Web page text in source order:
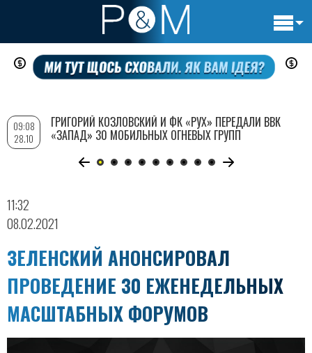
Перейти
содержанию
11:32
08.02.2021
ЗЕЛЕНСКИЙ АНОНСИРОВАЛ
ПРОВЕДЕНИЕ 30 ЕЖЕНЕДЕЛЬНЫХ
МАСШТАБНЫХ ФОРУМОВ
09:08
28.10
ГРИГОРИЙ КОЗЛОВСКИЙ И ФК «РУХ» ПЕРЕДАЛИ ВВК
«ЗАПАД» 30 МОБИЛЬНЫХ ОГНЕВЫХ ГРУПП